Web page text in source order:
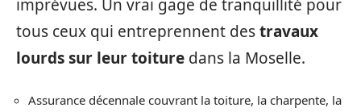
imprévues. Un vrai gage de tranquillité pour
tous ceux qui entreprennent destravaux
lourds sur leur toiture dans la Moselle.
Assurance décennale couvrant la toiture, la charpente, la